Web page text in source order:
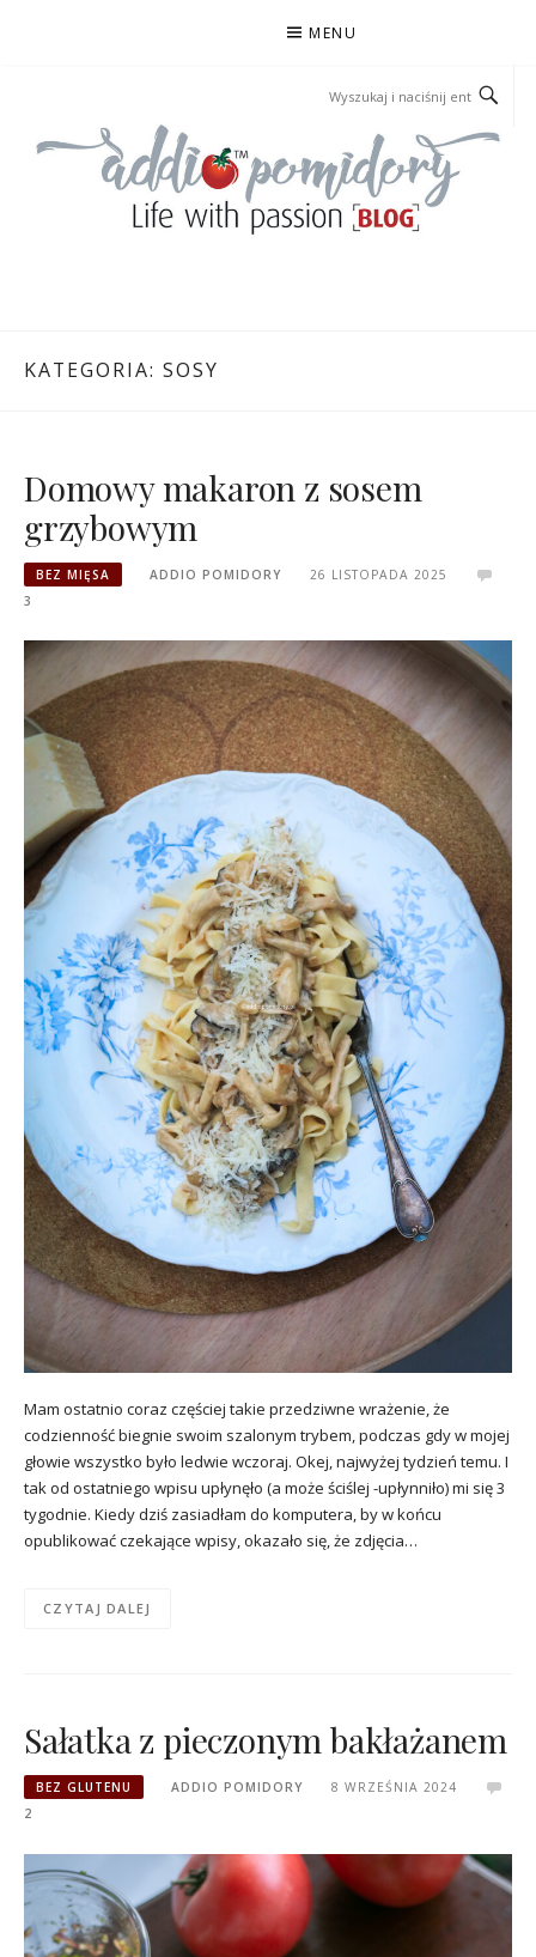
MENU
KATEGORIA: SOSY
Domowy makaron z sosem
grzybowym
BEZ MIĘSA ADDIO POMIDORY
26 LISTOPADA 2025
3
Mam ostatnio coraz częściej takie przedziwne wrażenie, że
codzienność biegnie swoim szalonym trybem, podczas gdy w mojej
głowie wszystko było ledwie wczoraj. Okej, najwyżej tydzień temu. I
tak od ostatniego wpisu upłynęło (a może ściślej -upłynniło) mi się 3
tygodnie. Kiedy dziś zasiadłam do komputera, by w końcu
opublikować czekające wpisy, okazało się, że zdjęcia…
CZYTAJ DALEJ
Sałatka z pieczonym bakłażanem
BEZ GLUTENU ADDIO POMIDORY
8 WRZEŚNIA 2024
2